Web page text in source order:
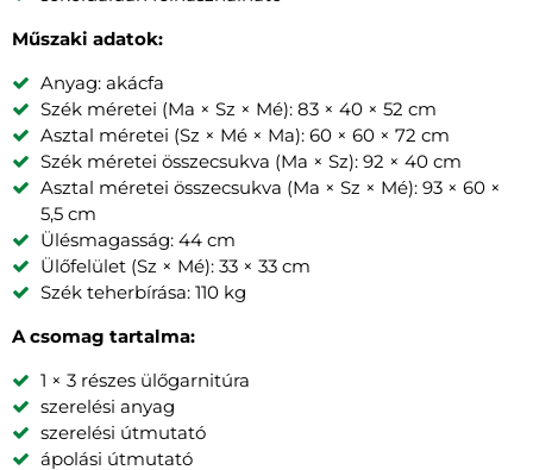
Műszaki adatok:
Anyag: akácfa
Szék méretei (Ma × Sz × Mé): 83 × 40 × 52 cm
Asztal méretei (Sz × Mé × Ma): 60 × 60 × 72 cm
Szék méretei összecsukva (Ma × Sz): 92 × 40 cm
Asztal méretei összecsukva (Ma × Sz × Mé): 93 × 60 ×
5,5 cm
Ülésmagasság: 44 cm
Ülőfelület (Sz × Mé): 33 × 33 cm
Szék teherbírása: 110 kg
A csomag tartalma:
1 × 3 részes ülőgarnitúra
szerelési anyag
szerelési útmutató
ápolási útmutató